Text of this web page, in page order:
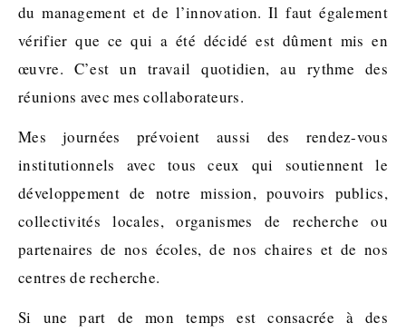
du management et de l’innovation. Il faut également
vérifier que ce qui a été décidé est dûment mis en
œuvre. C’est un travail quotidien, au rythme des
réunions avec mes collaborateurs.
Mes journées prévoient aussi des rendez-vous
institutionnels avec tous ceux qui soutiennent le
développement de notre mission, pouvoirs publics,
collectivités locales, organismes de recherche ou
partenaires de nos écoles, de nos chaires et de nos
centres de recherche.
Si une part de mon temps est consacrée à des